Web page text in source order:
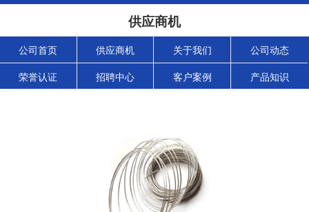
供应商机
公司首页 供应商机 关于我们 公司动态
荣誉认证 招聘中心 客户案例 产品知识